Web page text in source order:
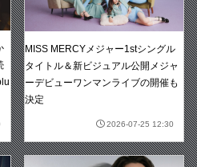
MISS MERCYメジャー1stシングル
タイトル＆新ビジュアル公開メジャ
ーデビューワンマンライブの開催も
決定
2026-07-25 12:30